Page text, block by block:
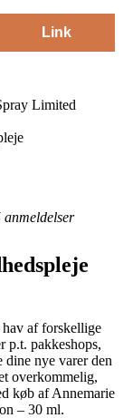
Link
Limited
anmeldelser
af forskellige
p.t. pakkeshops,
nye varer den
overkommelig,
køb af Annemarie
– 30 ml.